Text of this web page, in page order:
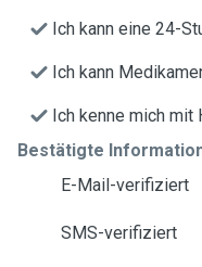
Ich kann eine 24-
Ich kann
Ich kenne mich mit
Bestätigte
E-Mail-verifiziert
SMS-verifiziert